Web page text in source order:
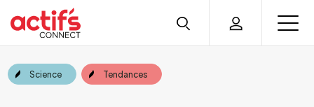
Science Tendances